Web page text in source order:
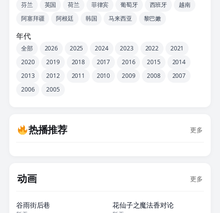
芬兰
英国 荷兰 菲律宾 葡萄牙 西班牙
越南
阿塞拜疆
阿根廷 韩国 马来西亚 黎巴嫩
年代
全部 2026 2025 2024 2023 2022
2021
2020
2019 2018 2017 2016 2015
2014
2013
2012 2011 2010 2009 2008
2007
2006
2005
热播推荐 更多
动画 更多
谷雨街后巷 花仙子之魔法香对论